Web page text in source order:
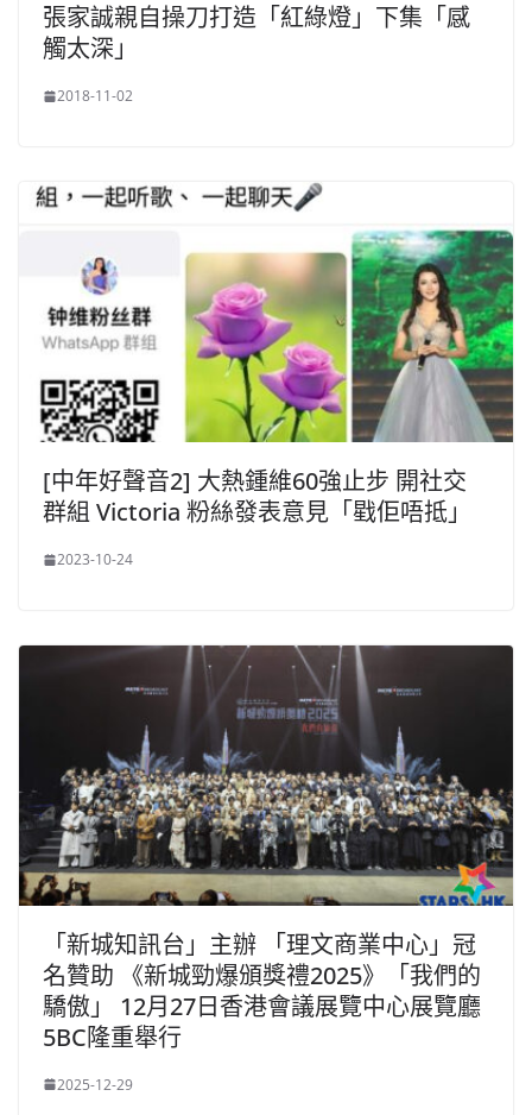
張家誠親自操刀打造「紅綠燈」下集「感
觸太深」
2018-11-02
[中年好聲音2] 大熱鍾維60強止步 開社交
群組 Victoria 粉絲發表意見「戥佢唔抵」
2023-10-24
「新城知訊台」主辦 「理文商業中心」冠
名贊助 《新城勁爆頒獎禮2025》「我們的
驕傲」 12月27日香港會議展覽中心展覽廳
5BC隆重舉行
2025-12-29